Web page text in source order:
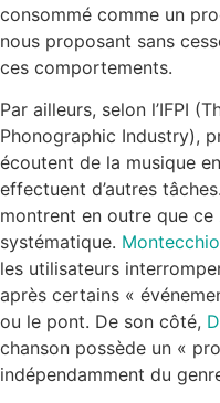
consommé comme un
nous proposant sans
ces comportements.
Par ailleurs, selon l’IFPI
Phonographic Industry),
écoutent de la musique
effectuent d’autres
montrent en outre que
systématique.
les utilisateurs
après certains «
ou le pont. De son côté,
chanson possède un «
indépendamment du